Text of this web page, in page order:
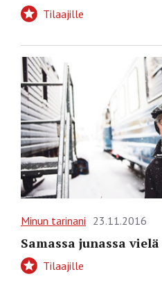
Tilaajille
Minun tarinani 23.11.2016
Samassa junassa
Tilaajille